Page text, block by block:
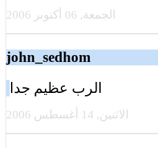
الجمعة, 06 أكتوبر 2006
john_sedhom
الرب عظيم جدا
الاثنين, 14 أغسطس 2006